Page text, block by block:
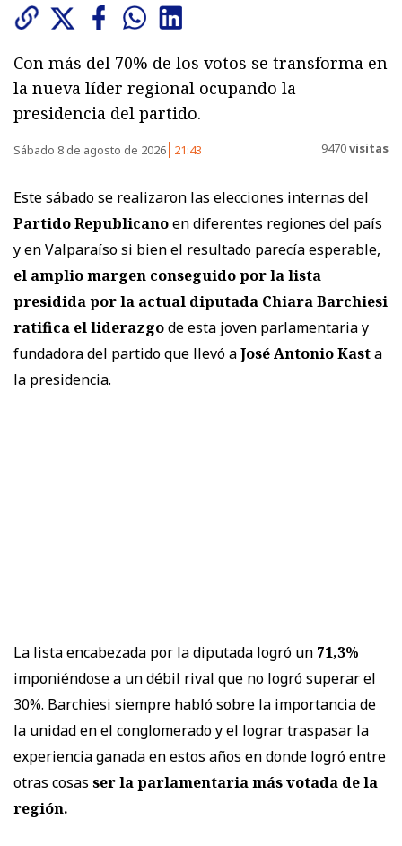
Con más del 70% de los votos se transforma en
la nueva líder regional ocupando la
presidencia del partido.
Sábado 8 de agosto de 2026 21:43 9470visitas
Este sábado se realizaron las elecciones internas del
Partido Republicanoen diferentes regiones del país
y en Valparaíso si bien el resultado parecía esperable,
el amplio margen conseguido por la lista
presidida por la actual diputada Chiara Barchiesi
ratifica el liderazgode esta joven parlamentaria y
fundadora del partido que llevó aJosé Antonio Kasta
la presidencia.
La lista encabezada por la diputada logró un 71,3%
imponiéndose a un débil rival que no logró superar el
30%. Barchiesi siempre habló sobre la importancia de
la unidad en el conglomerado y el lograr traspasar la
experiencia ganada en estos años en donde logró entre
otras cosas ser la parlamentaria más votada de la
región.